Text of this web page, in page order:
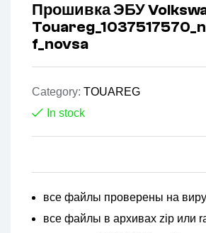
Прошивка ЭБУ
f_novsa
Category: TOUAREG
In stock
все файлы проверены на
все файлы в архивах zip или